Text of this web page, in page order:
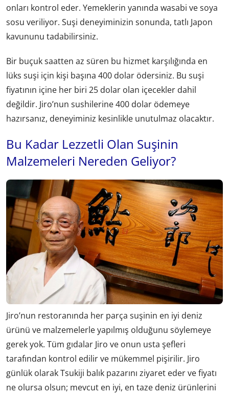
onları kontrol eder. Yemeklerin yanında wasabi ve soya
sosu veriliyor. Suşi deneyiminizin sonunda, tatlı Japon
kavununu tadabilirsiniz.
Bir buçuk saatten az süren bu hizmet karşılığında en
lüks suşi için kişi başına 400 dolar ödersiniz. Bu suşi
fiyatının içine her biri 25 dolar olan içecekler dahil
değildir. Jiro’nun sushilerine 400 dolar ödemeye
hazırsanız, deneyiminiz kesinlikle unutulmaz olacaktır.
Bu Kadar Lezzetli Olan Suşinin
Malzemeleri Nereden Geliyor?
Jiro’nun restoranında her parça suşinin en iyi deniz
ürünü ve malzemelerle yapılmış olduğunu söylemeye
gerek yok. Tüm gıdalar Jiro ve onun usta şefleri
tarafından kontrol edilir ve mükemmel pişirilir. Jiro
günlük olarak Tsukiji balık pazarını ziyaret eder ve fiyatı
ne olursa olsun; mevcut en iyi, en taze deniz ürünlerini